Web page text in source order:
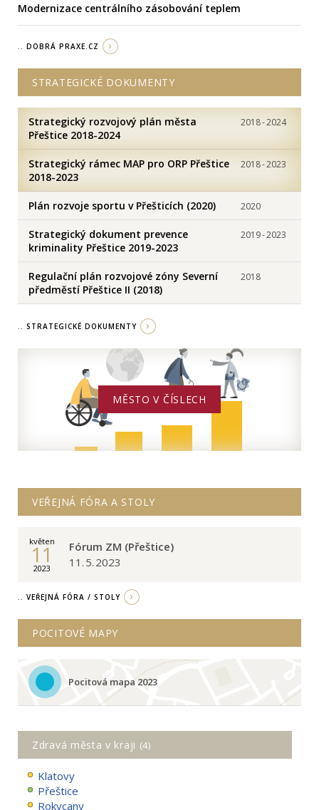
Modernizace centrálního zásobování teplem
.. DOBRÁ PRAXE.CZ
STRATEGICKÉ DOKUMENTY
Strategický rozvojový plán města
Přeštice 2018-2024
2018-2024
Strategický rámec MAP pro ORP Přeštice
2018-2023
2018-2023
Plán rozvoje sportu v Přešticích (2020) 2020
Strategický dokument prevence
kriminality Přeštice 2019-2023
2019-2023
Regulační plán rozvojové zóny Severní
předměstí Přeštice II (2018)
2018
.. STRATEGICKÉ DOKUMENTY
MĚSTO V ČÍSLECH
VEŘEJNÁ FÓRA A STOLY
květen
11
2023
Fórum ZM (Přeštice)
11. 5. 2023
.. VEŘEJNÁ FÓRA / STOLY
POCITOVÉ MAPY
Pocitová mapa 2023
Zdravá města v kraji (4)
Klatovy
Přeštice
Rokycany